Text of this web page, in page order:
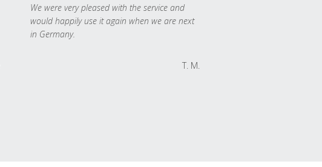
We were very pleased with the service and
would happily use it again when we are next
in Germany.
T. M.